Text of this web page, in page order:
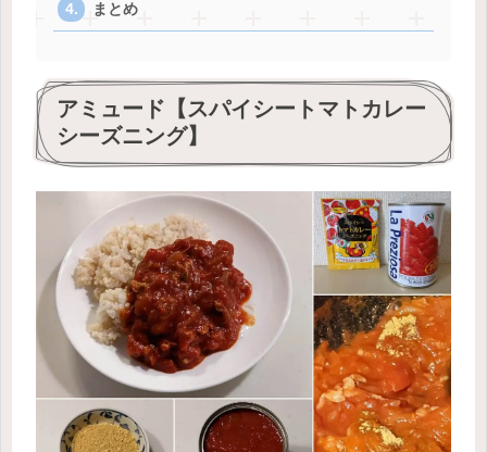
まとめ
アミュード【スパイシートマトカレー
シーズニング】